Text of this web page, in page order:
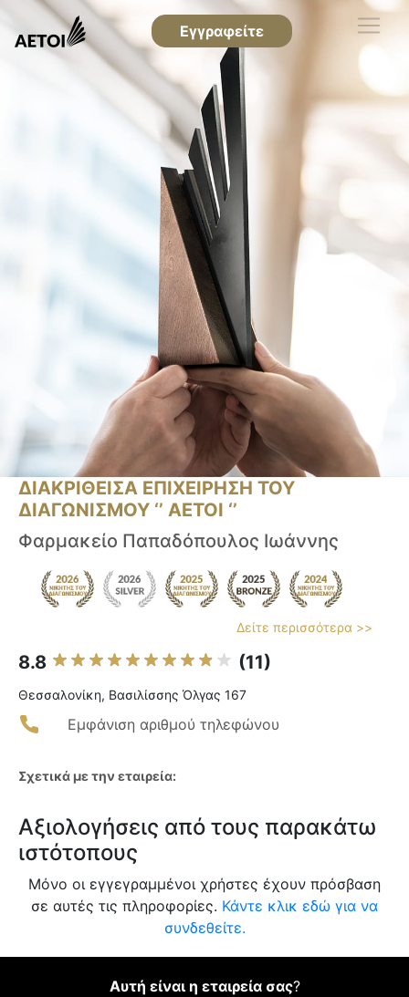
Εγγραφείτε
ΔΙΑΚΡΙΘΕΙΣΑ ΕΠΙΧΕΙΡΗΣΗ ΤΟΥ
ΔΙΑΓΩΝΙΣΜΟΥ ‘’ ΑΕΤΟΙ ‘’
Φαρμακείο Παπαδόπουλος Ιωάννης
Δείτε περισσότερα >>
8.8 (11)
Θεσσαλονίκη, Βασιλίσσης Όλγας 167
Εμφάνιση αριθμού τηλεφώνου
Σχετικά με την εταιρεία:
Αξιολογήσεις από τους παρακάτω
ιστότοπους
Μόνο οι εγγεγραμμένοι χρήστες έχουν πρόσβαση
σε αυτές τις πληροφορίες. Κάντε κλικ εδώ για να
συνδεθείτε.
Αυτή είναι η εταιρεία σας?